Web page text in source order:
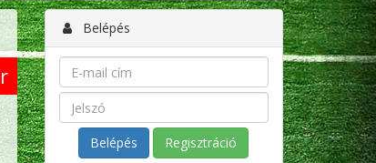
Belépés
Regisztráció